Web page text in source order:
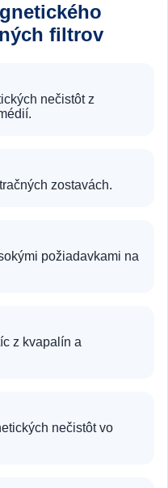
filtrov
nečistôt z
zostavách.
požiadavkami na
z kvapalín a
nečistôt vo